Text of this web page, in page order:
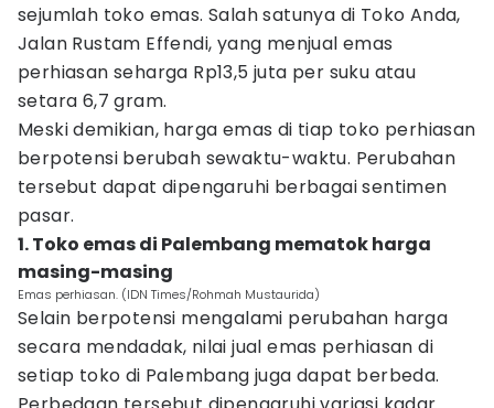
sejumlah toko emas. Salah satunya di Toko Anda,
Jalan Rustam Effendi, yang menjual emas
perhiasan seharga Rp13,5 juta per suku atau
setara 6,7 gram.
Meski demikian, harga emas di tiap toko perhiasan
berpotensi berubah sewaktu-waktu. Perubahan
tersebut dapat dipengaruhi berbagai sentimen
pasar.
1. Toko emas di Palembang mematok harga
masing-masing
Emas perhiasan. (IDN Times/Rohmah Mustaurida)
Selain berpotensi mengalami perubahan harga
secara mendadak, nilai jual emas perhiasan di
setiap toko di Palembang juga dapat berbeda.